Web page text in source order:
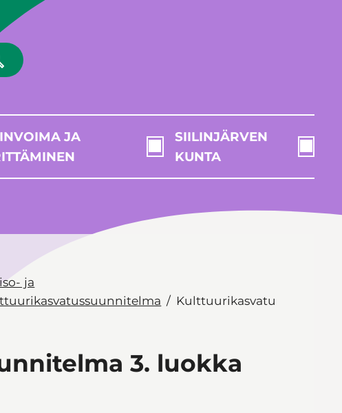
JA
SIILINJÄRVEN
KUNTA
ja
Kulttuurikasvatu
3. luokka